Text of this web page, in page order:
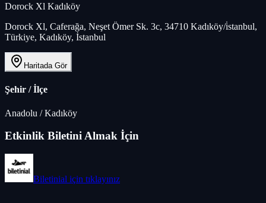
Dorock Xl Kadıköy
Dorock Xl, Caferağa, Neşet Ömer Sk. 3c, 34710 Kadıköy/i̇stanbul,
Türkiye, Kadıköy, İstanbul
Haritada Gör
Şehir / İlçe
Anadolu /Kadıköy
Etkinlik Biletini Almak İçin
Biletinial için tıklayınız